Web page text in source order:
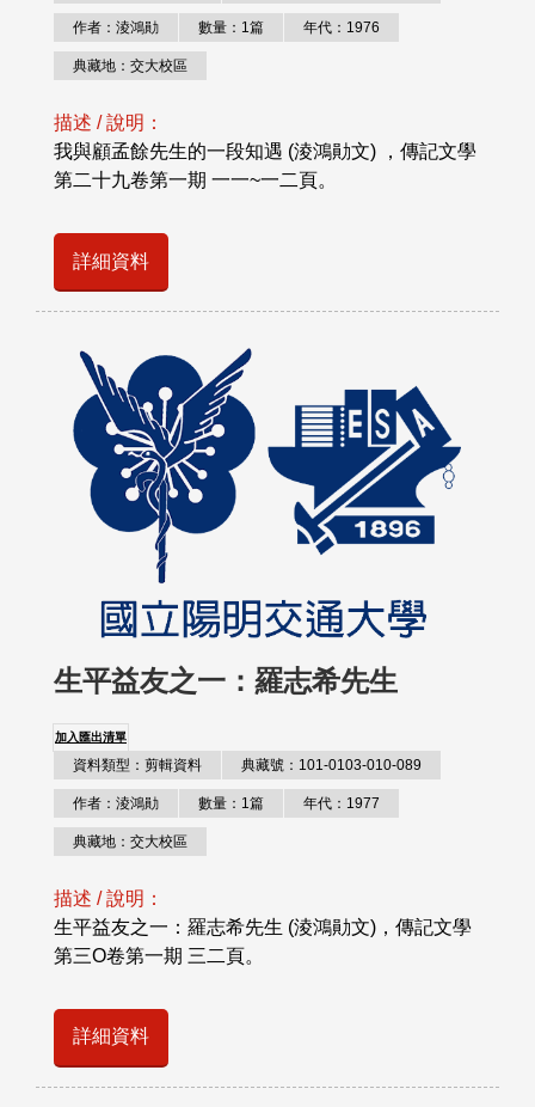
作者：淩鴻勛 數量：1篇 年代：1976
典藏地：交大校區
描述 / 說明：
我與顧孟餘先生的一段知遇 (淩鴻勛文) ，傳記文學
第二十九卷第一期 一一~一二頁。
詳細資料
生平益友之一：羅志希先生
加入匯出清單
資料類型：剪輯資料 典藏號：101-0103-010-089
作者：淩鴻勛 數量：1篇 年代：1977
典藏地：交大校區
描述 / 說明：
生平益友之一：羅志希先生 (淩鴻勛文)，傳記文學
第三O卷第一期 三二頁。
詳細資料